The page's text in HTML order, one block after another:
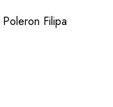
Poleron Filipa